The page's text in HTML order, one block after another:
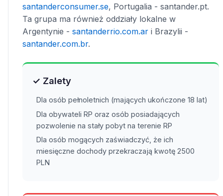
santanderconsumer.se, Portugalia - santander.pt.
Ta grupa ma również oddziały lokalne w
Argentynie - santanderrio.com.ar i Brazylii -
santander.com.br.
✓ Zalety
Dla osób pełnoletnich (mających ukończone 18 lat)
Dla obywateli RP oraz osób posiadających
pozwolenie na stały pobyt na terenie RP
Dla osób mogących zaświadczyć, że ich
miesięczne dochody przekraczają kwotę 2500
PLN